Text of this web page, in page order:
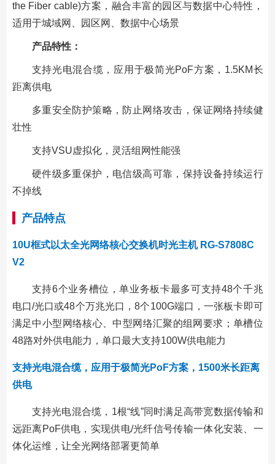
the Fiber cable)方案，融合丰富的园区与数据中心特性，
适用于城域网、园区网、数据中心场景
产品特性：
支持光电混合缆，应用于极简光PoF方案，1.5KM长
距离供电
多重安全防护策略，防止网络攻击，保证网络持续健
壮性
支持VSU虚拟化，灵活组网性能强
硬件级多重保护，电信级高可靠，保持设备持续运行
不掉线
产品特点
10U框式以太全光网络核心交换机时光主机 RG-S7808C
V2
支持6个业务槽位，单业务板卡最多可支持48个千兆
电口/光口或48个万兆光口，8个100G端口，一张板卡即可
满足中小型网络核心、中型网络汇聚的组网要求；单槽位
48路对外供电能力，单口最大支持100W供电能力
支持光电混合缆，应用于极简光PoF方案，1500米长距离
供电
支持光电混合缆，1根“线”同时满足高带宽数据传输和
远距离PoF供电，实现供电/光纤信号传输一体化安装、一
体化运维，让全光网络部署更简单